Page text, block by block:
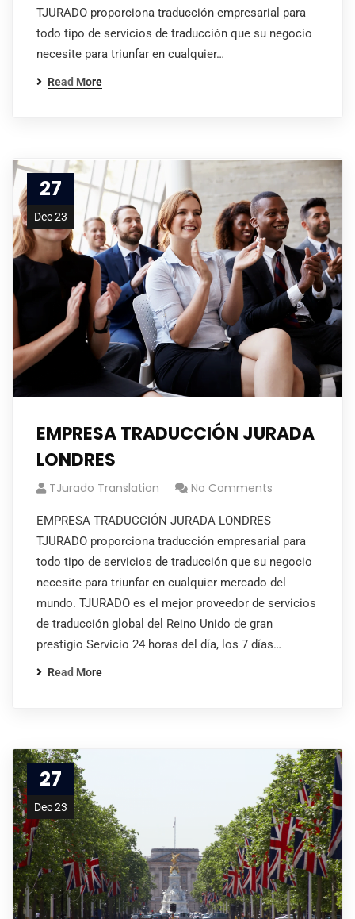
TJURADO proporciona traducción empresarial para
todo tipo de servicios de traducción que su negocio
necesite para triunfar en cualquier…
Read More
27
Dec 23
EMPRESA TRADUCCIÓN JURADA
LONDRES
TJurado Translation No Comments
EMPRESA TRADUCCIÓN JURADA LONDRES
TJURADO proporciona traducción empresarial para
todo tipo de servicios de traducción que su negocio
necesite para triunfar en cualquier mercado del
mundo. TJURADO es el mejor proveedor de servicios
de traducción global del Reino Unido de gran
prestigio Servicio 24 horas del día, los 7 días…
Read More
27
Dec 23